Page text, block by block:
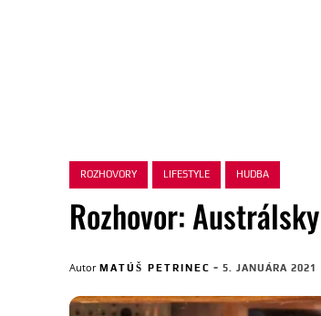
ROZHOVORY LIFESTYLE HUDBA
Rozhovor:
Autor MATÚŠ PETRINEC - 5. JANUÁRA 2021